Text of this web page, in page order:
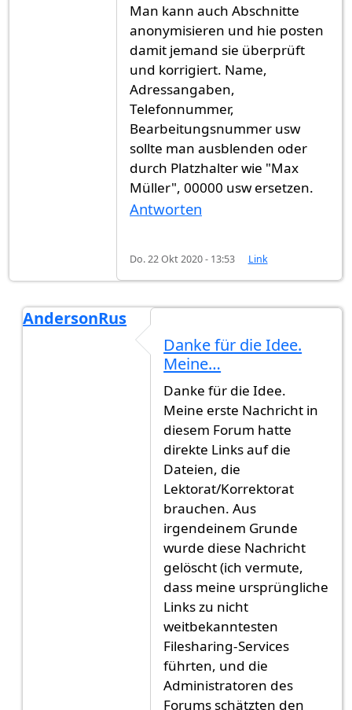
Man kann auch Abschnitte
anonymisieren und hie posten
damit jemand sie überprüft
und korrigiert. Name,
Adressangaben,
Telefonnummer,
Bearbeitungsnummer usw
sollte man ausblenden oder
durch Platzhalter wie "Max
Müller", 00000 usw ersetzen.
Antworten
Do. 22 Okt 2020 - 13:53 Link
AndersonRus
Man kann auch Abschnitte…
Danke für die Idee.
Meine…
Danke für die Idee.
Meine erste Nachricht in
diesem Forum hatte
direkte Links auf die
Dateien, die
Lektorat/Korrektorat
brauchen. Aus
irgendeinem Grunde
wurde diese Nachricht
gelöscht (ich vermute,
dass meine ursprüngliche
Links zu nicht
weitbekanntesten
Filesharing-Services
führten, und die
Administratoren des
Forums schätzten den